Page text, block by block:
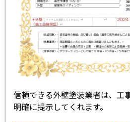
信頼できる外壁塗装業者は、工
明確に提示してくれます。